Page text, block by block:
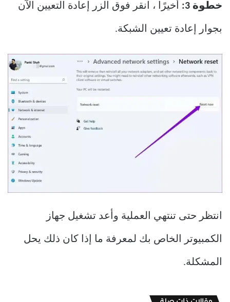
خطوة 3: أخيرًا ، انقر فوق الزر إعادة التعيين الآن
بجوار إعادة تعيين الشبكة.
انتظر حتى تنتهي العملية وأعد تشغيل جهاز
الكمبيوتر الخاص بك لمعرفة ما إذا كان ذلك يحل
المشكلة.